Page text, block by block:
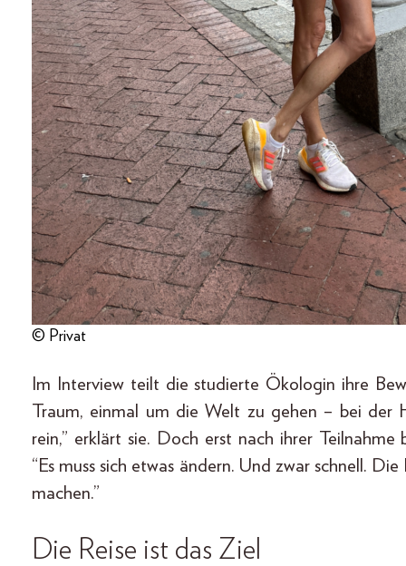
© Privat
Im Interview teilt die studierte Ökologin ihre
Traum, einmal um die Welt zu gehen – bei der
rein,” erklärt sie. Doch erst nach ihrer
“Es muss sich etwas ändern. Und zwar schnell.
machen.”
Die Reise ist das Ziel